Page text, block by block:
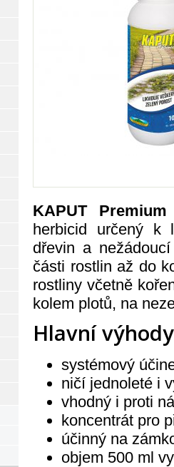
KAPUT
herbicid určený k
dřevin a
části rostlin až do
rostliny včetně
kolem plotů, na
Hlavní výhody
systémový
ničí jednoleté i
vhodný i proti
koncentrát pro
účinný na
objem 500 ml